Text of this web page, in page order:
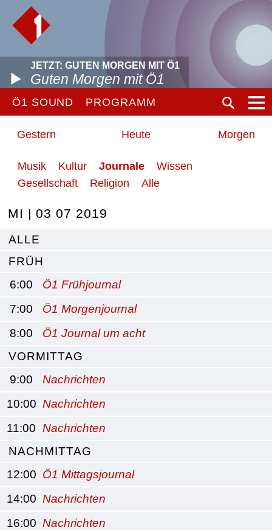
JETZT: GUTEN MORGEN MIT Ö1
Guten Morgen mit Ö1
Ö1 SOUND PROGRAMM
Gestern Heute Morgen
Musik Kultur Journale
Wissen
Gesellschaft
Religion Alle
MI | 03 07 2019
ALLE
FRÜH
6:00
Ö1 Frühjournal
7:00
Ö1 Morgenjournal
8:00
Ö1 Journal um acht
VORMITTAG
9:00
Nachrichten
10:00 Nachrichten
11:00 Nachrichten
NACHMITTAG
12:00 Ö1 Mittagsjournal
14:00 Nachrichten
16:00 Nachrichten